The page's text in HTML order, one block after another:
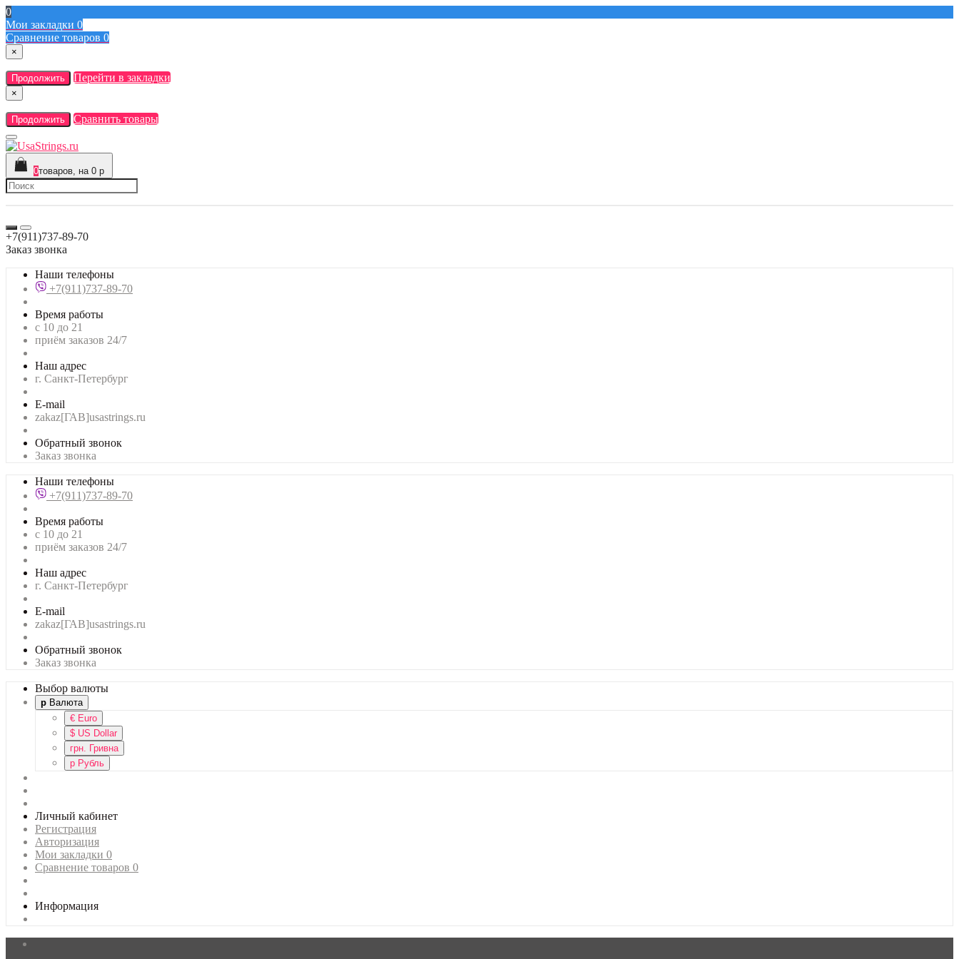
0
Мои закладки 0
Сравнение товаров 0
×
Продолжить Перейти в закладки
×
Продолжить Сравнить товары
0товаров, на 0 р
+7(911)737-89-70
Заказ звонка
Наши телефоны
+7(911)737-89-70
Время работы
с 10 до 21
приём заказов 24/7
Наш адрес
г. Санкт-Петербург
E-mail
zakaz[ГАВ]usastrings.ru
Обратный звонок
Заказ звонка
Наши телефоны
+7(911)737-89-70
Время работы
с 10 до 21
приём заказов 24/7
Наш адрес
г. Санкт-Петербург
E-mail
zakaz[ГАВ]usastrings.ru
Обратный звонок
Заказ звонка
Выбор валюты
р Валюта
€ Euro
$ US Dollar
грн. Гривна
р Рубль
Личный кабинет
Регистрация
Авторизация
Мои закладки 0
Сравнение товаров 0
Информация